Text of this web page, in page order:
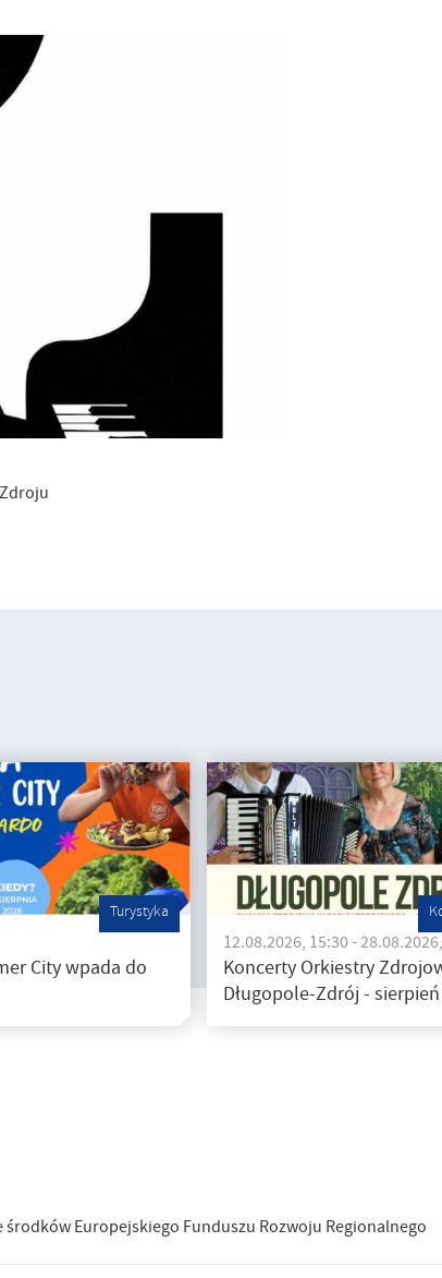
Turystyka
City wpada do
12.08.2026, 15:30 -
Koncerty Orkiestry
Długopole-Zdrój -
środków Europejskiego Funduszu Rozwoju Regionalnego